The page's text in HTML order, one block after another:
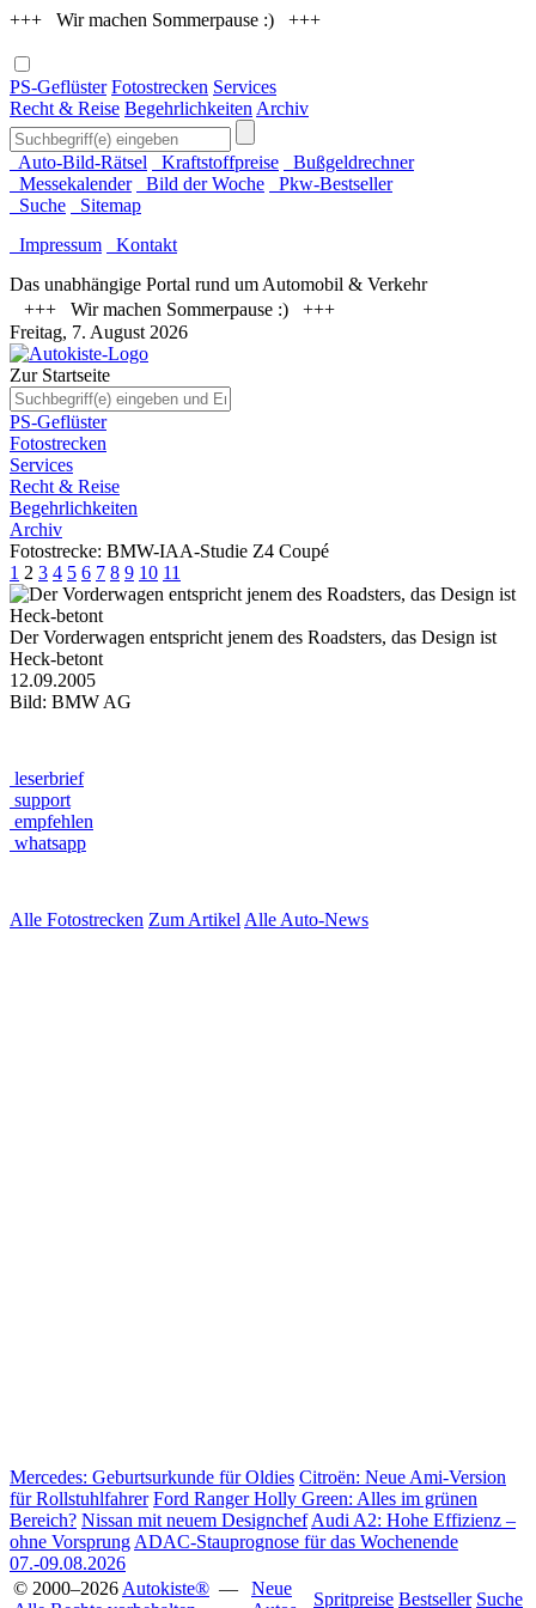
+++ Wir machen Sommerpause :) +++
PS-Geflüster Fotostrecken Services
Recht & Reise Begehrlichkeiten Archiv
Auto-Bild-Rätsel Kraftstoffpreise
Bußgeldrechner
Messekalender
Bild der Woche
Pkw-Bestseller
Suche
Sitemap
Impressum
Kontakt
Das unabhängige Portal rund um Automobil & Verkehr
+++ Wir machen Sommerpause :) +++
Freitag, 7. August 2026
Zur Startseite
PS-Geflüster
Fotostrecken
Services
Recht & Reise
Begehrlichkeiten
Archiv
Fotostrecke: BMW-IAA-Studie Z4 Coupé
1 2 3 4 5 6 7 8 9 10 11
Der Vorderwagen entspricht jenem des Roadsters, das Design ist
Heck-betont
12.09.2005
Bild: BMW AG
leserbrief
support
empfehlen
whatsapp
Alle Fotostrecken Zum Artikel Alle Auto-News
Mercedes: Geburtsurkunde für Oldies Citroën: Neue Ami-Version
für Rollstuhlfahrer Ford Ranger Holly Green: Alles im grünen
Bereich? Nissan mit neuem Designchef Audi A2: Hohe Effizienz –
ohne Vorsprung ADAC-Stauprognose für das Wochenende
07.-09.08.2026
© 2000–2026 Autokiste® —
Neue
Spritpreise Bestseller Suche